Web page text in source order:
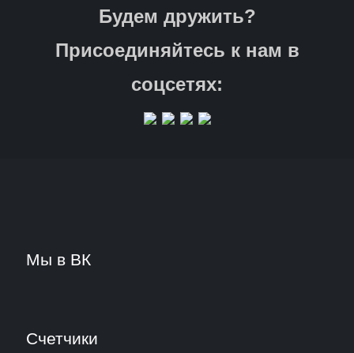
Будем дружить?
Присоединяйтесь к нам в
соцсетях:
Мы в ВК
Счетчики